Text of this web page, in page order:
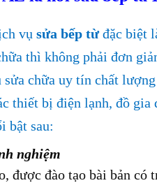
vụ sửa bếp từđặc biệt
thì không phải đơn
chữa uy tín chất
thiết bị điện lạnh, đồ gia
bật sau:
nghiệm
được đào tạo bài bản